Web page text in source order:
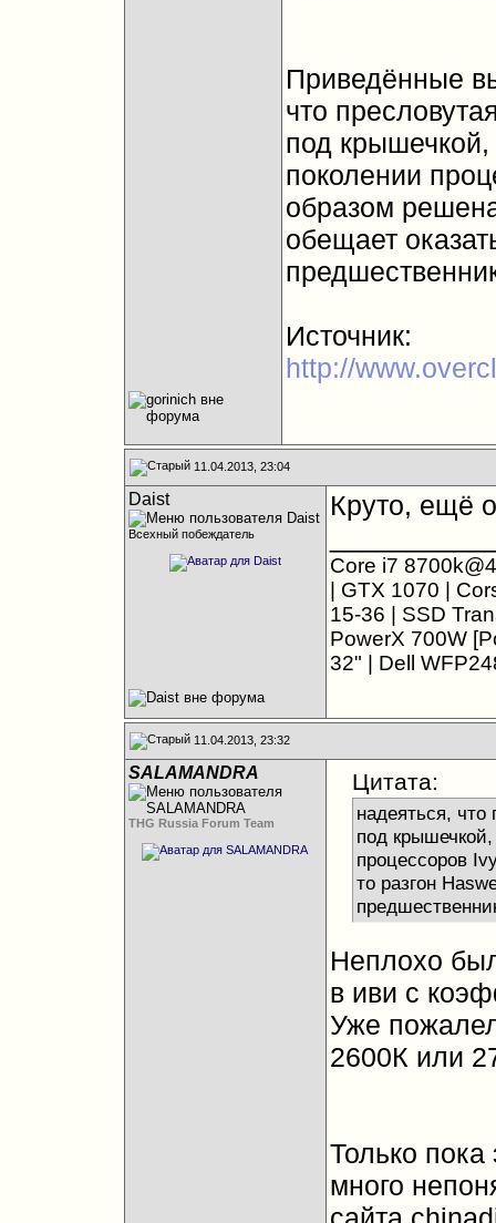
Приведённые
что
под
поколении
образом
обещает
Источник:
http://
11.04.2013, 23:04
Daist
Всехный побеждатель
Круто, ещё
Core i7
| GTX 1070 |
15-36 | SSD
PowerX 700W
32" | Dell
11.04.2013, 23:32
SALAMANDRA
THG Russia Forum Team
Цитата:
надеяться,
под
процессоров
то разгон
Неплохо
в иви с
Уже
2600К или
Только
много